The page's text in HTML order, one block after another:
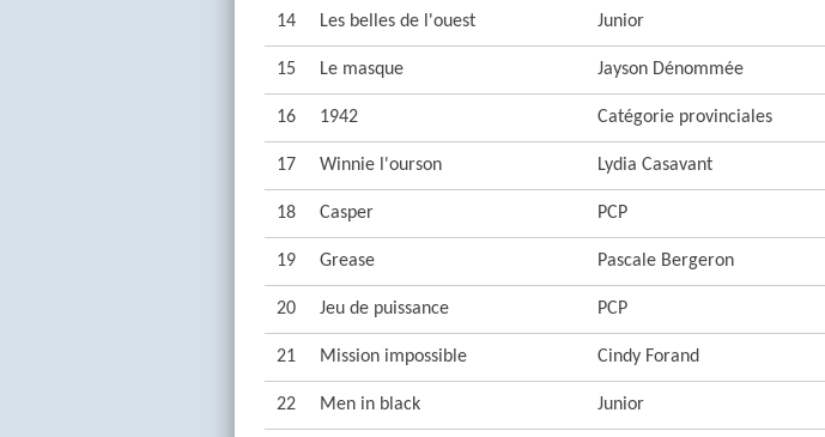
14 Les belles de l'ouest Junior
15 Le masque Jayson Dénommée
16 1942 Catégorie provinciales
17 Winnie l'ourson Lydia Casavant
18 Casper PCP
19 Grease Pascale Bergeron
20 Jeu de puissance PCP
21 Mission impossible Cindy Forand
22 Men in black Junior